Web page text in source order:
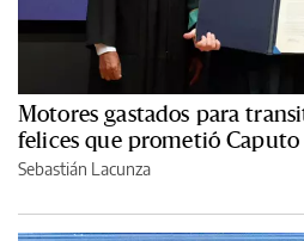
Motores gastados para
felices que prometió Caputo
Sebastián Lacunza